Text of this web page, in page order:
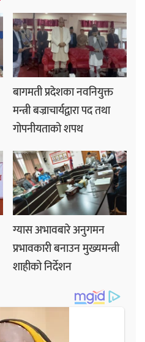
बागमती प्रदेशका नवनियुक्त
मन्त्री बज्राचार्यद्वारा पद तथा
गोपनीयताको शपथ
ग्यास अभावबारे अनुगमन
प्रभावकारी बनाउन मुख्यमन्त्री
शाहीको निर्देशन